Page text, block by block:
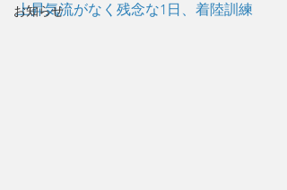
お知らせ
上昇気流がなく残念な1日、着陸訓練